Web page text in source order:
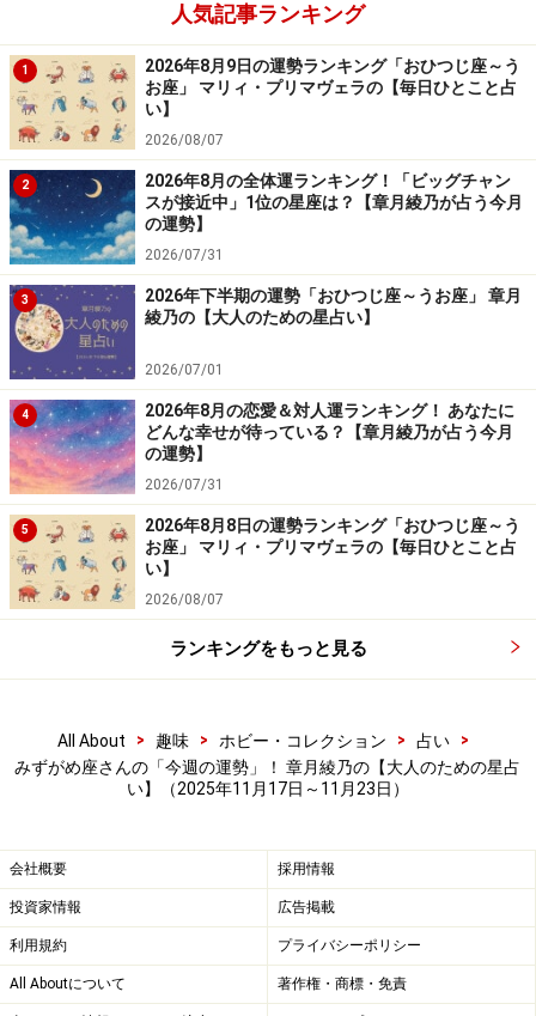
人気記事ランキング
1
2026年8月9日の運勢ランキング「おひつじ座～う
お座」 マリィ・プリマヴェラの【毎日ひとこと占
い】
2026/08/07
2
2026年8月の全体運ランキング！「ビッグチャン
スが接近中」1位の星座は？【章月綾乃が占う今月
の運勢】
2026/07/31
3
2026年下半期の運勢「おひつじ座～うお座」 章月
綾乃の【大人のための星占い】
2026/07/01
4
2026年8月の恋愛＆対人運ランキング！ あなたに
どんな幸せが待っている？【章月綾乃が占う今月
の運勢】
2026/07/31
5
2026年8月8日の運勢ランキング「おひつじ座～う
お座」 マリィ・プリマヴェラの【毎日ひとこと占
い】
2026/08/07
ランキングをもっと見る
All About > 趣味 > ホビー・コレクション > 占い
>
みずがめ座さんの「今週の運勢」！ 章月綾乃の【大人のための星占
い】（2025年11月17日～11月23日）
会社概要 採用情報
投資家情報 広告掲載
利用規約 プライバシーポリシー
All Aboutについて 著作権・商標・免責